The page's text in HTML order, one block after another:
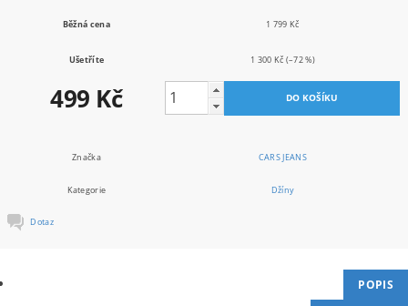
Běžná cena 1 799 Kč
Ušetříte 1 300 Kč (–72 %)
499 Kč
Značka CARS JEANS
Kategorie Džíny
Dotaz
POPIS